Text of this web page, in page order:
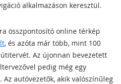
alkalmazáson keresztül.
összpontosító online térkép
, és azóta már több, mint 100
Az újonnan bevezetett
pedig még egy
autóvezetők, akik valószínűleg